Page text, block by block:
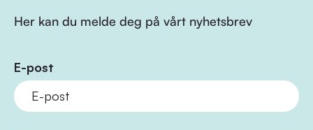
Her kan du melde deg på vårt nyhetsbrev
E-post